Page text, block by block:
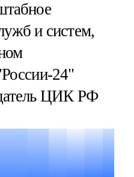
и систем,
24"
ЦИК РФ